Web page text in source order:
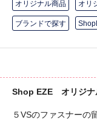
オリジナル商品 オリ
ブランドで探す
Shop EZE オリジ
５VSのファスナーの